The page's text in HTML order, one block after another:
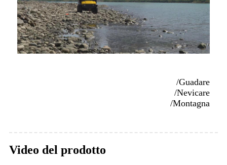
/Guadare
/Nevicare
/Montagna
Video del prodotto